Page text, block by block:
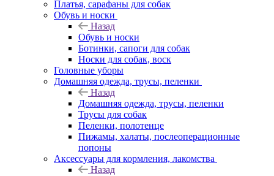
Платья, сарафаны для собак
Обувь и носки
Назад
Обувь и носки
Ботинки, сапоги для собак
Носки для собак, воск
Головные уборы
Домашняя одежда, трусы, пеленки
Назад
Домашняя одежда, трусы, пеленки
Трусы для собак
Пеленки, полотенце
Пижамы, халаты, послеоперационные
попоны
Аксессуары для кормления, лакомства
Назад